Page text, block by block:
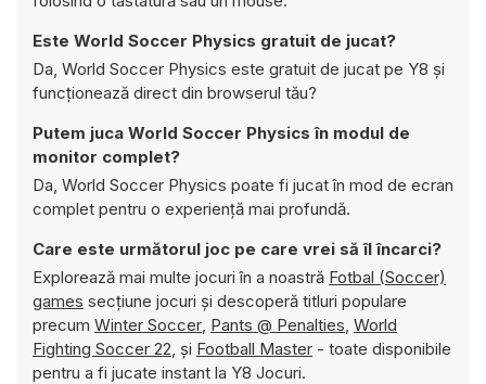
Este World Soccer Physics gratuit de jucat?
Da, World Soccer Physics este gratuit de jucat pe Y8 și
funcționează direct din browserul tău?
Putem juca World Soccer Physics în modul de
monitor complet?
Da, World Soccer Physics poate fi jucat în mod de ecran
complet pentru o experiență mai profundă.
Care este următorul joc pe care vrei să îl încarci?
Explorează mai multe jocuri în a noastră Fotbal (Soccer)
games secțiune jocuri și descoperă titluri populare
precum Winter Soccer, Pants @ Penalties, World
Fighting Soccer 22, și Football Master - toate disponibile
pentru a fi jucate instant la Y8 Jocuri.